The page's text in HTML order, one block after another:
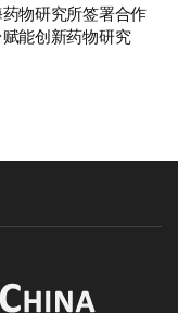
物研究所签署合作
能创新药物研究